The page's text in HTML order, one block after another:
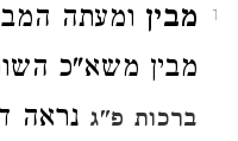
1 מבין ומעתה
מבין משא"כ
ברכות פ"ג נראה